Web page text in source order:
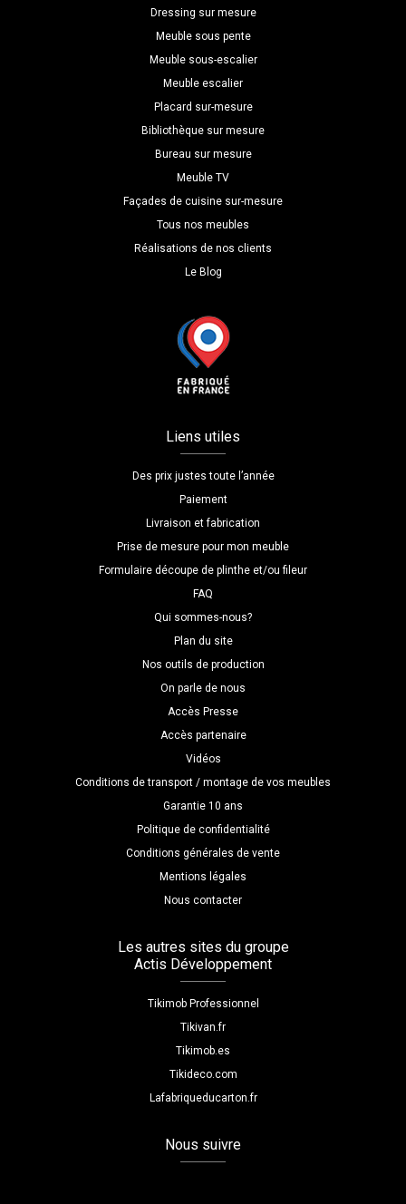
Dressing sur mesure
Meuble sous pente
Meuble sous-escalier
Meuble escalier
Placard sur-mesure
Bibliothèque sur mesure
Bureau sur mesure
Meuble TV
Façades de cuisine sur-mesure
Tous nos meubles
Réalisations de nos clients
Le Blog
Liens utiles
Des prix justes toute l’année
Paiement
Livraison et fabrication
Prise de mesure pour mon meuble
Formulaire découpe de plinthe et/ou fileur
FAQ
Qui sommes-nous?
Plan du site
Nos outils de production
On parle de nous
Accès Presse
Accès partenaire
Vidéos
Conditions de transport / montage de vos meubles
Garantie 10 ans
Politique de confidentialité
Conditions générales de vente
Mentions légales
Nous contacter
Les autres sites du groupe
Actis Développement
Tikimob Professionnel
Tikivan.fr
Tikimob.es
Tikideco.com
Lafabriqueducarton.fr
Nous suivre